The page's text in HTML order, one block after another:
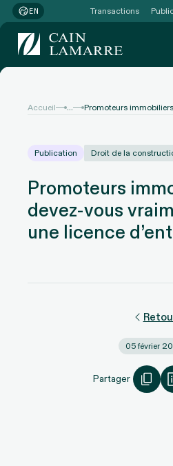
EN Transactions
Accueil ...
Publication Droit de la
Promoteurs
devez-vous
une licence
05 février
Partager